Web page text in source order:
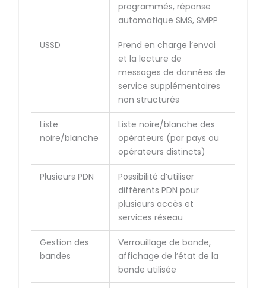
programmés, réponse
automatique SMS, SMPP
USSD
Prend en charge l’envoi
et la lecture de
messages de données de
service supplémentaires
non structurés
Liste
noire/blanche
Liste noire/blanche des
opérateurs (par pays ou
opérateurs distincts)
Plusieurs PDN
Possibilité d’utiliser
différents PDN pour
plusieurs accès et
services réseau
Gestion des
bandes
Verrouillage de bande,
affichage de l’état de la
bande utilisée